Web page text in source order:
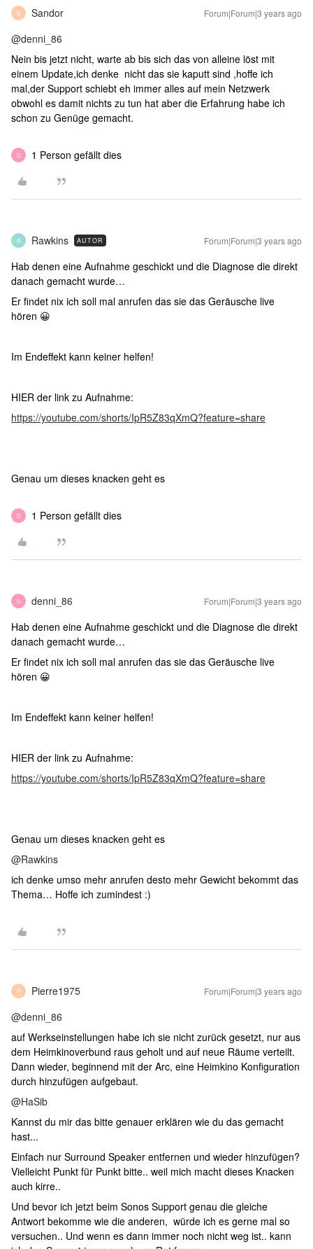
S Sandor Forum|Forum|3 years ago
@denni_86
Nein bis jetzt nicht, warte ab bis sich das von alleine löst mit
einem Update,ich denke nicht das sie kaputt sind ,hoffe ich
mal,der Support schiebt eh immer alles auf mein Netzwerk
obwohl es damit nichts zu tun hat aber die Erfahrung habe ich
schon zu Genüge gemacht.
D 1 Person gefällt dies
R Rawkins AUTOR Forum|Forum|3 years ago
Hab denen eine Aufnahme geschickt und die Diagnose die direkt
danach gemacht wurde…
Er findet nix ich soll mal anrufen das sie das Geräusche live
hören 😀
Im Endeffekt kann keiner helfen!
HIER der link zu Aufnahme:
https://youtube.com/shorts/IpR5Z83qXmQ?feature=share
Genau um dieses knacken geht es
D 1 Person gefällt dies
D denni_86 Forum|Forum|3 years ago
Hab denen eine Aufnahme geschickt und die Diagnose die direkt
danach gemacht wurde…
Er findet nix ich soll mal anrufen das sie das Geräusche live
hören 😀
Im Endeffekt kann keiner helfen!
HIER der link zu Aufnahme:
https://youtube.com/shorts/IpR5Z83qXmQ?feature=share
Genau um dieses knacken geht es
@Rawkins
ich denke umso mehr anrufen desto mehr Gewicht bekommt das
Thema… Hoffe ich zumindest :)
P Pierre1975 Forum|Forum|3 years ago
@denni_86
auf Werkseinstellungen habe ich sie nicht zurück gesetzt, nur aus
dem Heimkinoverbund raus geholt und auf neue Räume verteilt.
Dann wieder, beginnend mit der Arc, eine Heimkino Konfiguration
durch hinzufügen aufgebaut.
@HaSib
Kannst du mir das bitte genauer erklären wie du das gemacht
hast...
Einfach nur Surround Speaker entfernen und wieder hinzufügen?
Vielleicht Punkt für Punkt bitte.. weil mich macht dieses Knacken
auch kirre..
Und bevor ich jetzt beim Sonos Support genau die gleiche
Antwort bekomme wie die anderen, würde ich es gerne mal so
versuchen.. Und wenn es dann immer noch nicht weg ist.. kann